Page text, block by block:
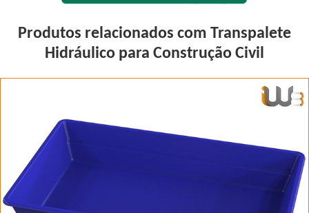
Produtos relacionados com Transpalete
Hidráulico para Construção Civil